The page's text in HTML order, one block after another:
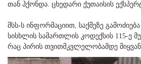
თან ჰქონდა. ცხედარი ქუთაისის
შსს-ს ინფორმაციით, საქმეზე
სისხლის სამართლის კოდექსის 115-ე
რაც პირის თვითმკვლელობამდე